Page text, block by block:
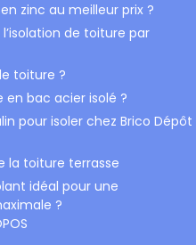
zinc au meilleur prix ?
de toiture par
toiture ?
en bac acier isolé ?
pour isoler chez Brico Dépôt
la toiture terrasse
idéal pour une
?